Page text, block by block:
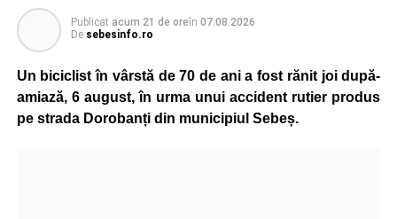
Publicat acum 21 de oreîn 07.08.2026
De sebesinfo.ro
Un biciclist în vârstă de 70 de ani a fost rănit joi după-
amiază, 6 august, în urma unui accident rutier produs
pe strada Dorobanți din municipiul Sebeș.